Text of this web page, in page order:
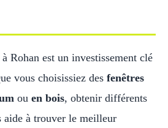
Rohan est un investissement clé
vous choisissiez des fenêtres
ou en bois, obtenir différents
aide à trouver le meilleur